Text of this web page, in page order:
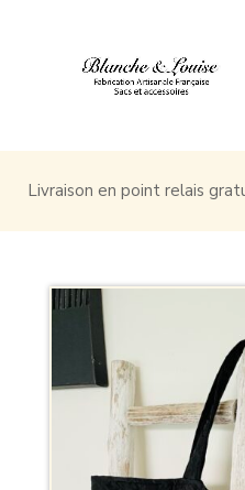
Livraison en point relais